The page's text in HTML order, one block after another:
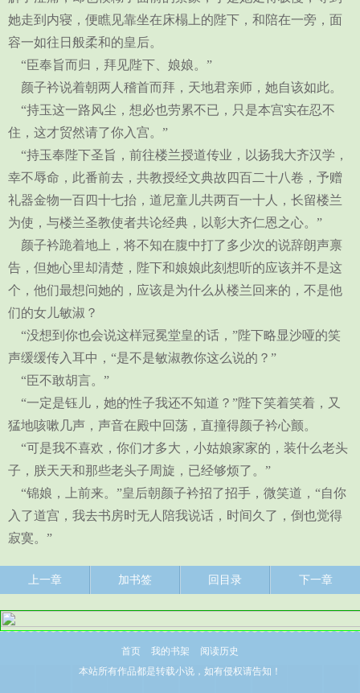
她走到内寝，便瞧见靠坐在床榻上的陛下，和陪在一旁，面
容一如往日般柔和的皇后。
“臣奉旨而归，拜见陛下、娘娘。”
颜子衿说着朝两人稽首而拜，天地君亲师，她自该如此。
“持玉这一路风尘，想必也劳累不已，只是本宫实在忍不
住，这才贸然请了你入宫。”
“持玉奉陛下圣旨，前往楼兰授道传业，以扬我大齐汉学，
幸不辱命，此番前去，共教授经文典故四百二十八卷，予赠
礼器金物一百四十七抬，道尼童儿共两百一十人，长留楼兰
为使，与楼兰圣教使者共论经典，以彰大齐仁恩之心。”
颜子衿跪着地上，将不知在腹中打了多少次的说辞朗声禀
告，但她心里却清楚，陛下和娘娘此刻想听的应该并不是这
个，他们最想问她的，应该是为什么从楼兰回来的，不是他
们的女儿敏淑？
“没想到你也会说这样冠冕堂皇的话，”陛下略显沙哑的笑
声缓缓传入耳中，“是不是敏淑教你这么说的？”
“臣不敢胡言。”
“一定是钰儿，她的性子我还不知道？”陛下笑着笑着，又
猛地咳嗽几声，声音在殿中回荡，直撞得颜子衿心颤。
“可是我不喜欢，你们才多大，小姑娘家家的，装什么老头
子，朕天天和那些老头子周旋，已经够烦了。”
“锦娘，上前来。”皇后朝颜子衿招了招手，微笑道，“自你
入了道宫，我去书房时无人陪我说话，时间久了，倒也觉得
寂寞。”
上一章 加书签 回目录 下一章
首页 我的书架
阅读历史
本站所有作品都是转载小说，如有侵权请告知！